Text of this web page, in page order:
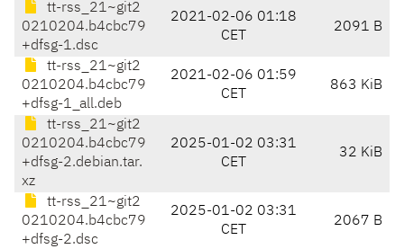
tt-rss_21~git2
0210204.b4cbc79
+dfsg-1.dsc
2021-02-06 01:18
CET
2091 B
tt-rss_21~git2
0210204.b4cbc79
+dfsg-1_all.deb
2021-02-06 01:59
CET
863 KiB
tt-rss_21~git2
0210204.b4cbc79
+dfsg-2.debian.tar.
xz
2025-01-02 03:31
CET
32 KiB
tt-rss_21~git2
0210204.b4cbc79
+dfsg-2.dsc
2025-01-02 03:31
CET
2067 B